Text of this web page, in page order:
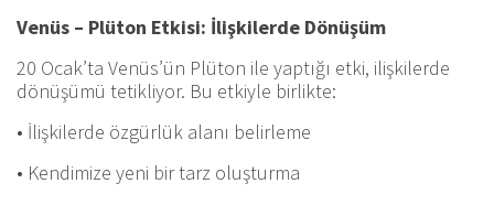
Venüs – Plüton Etkisi: İlişkilerde Dönüşüm
20 Ocak’ta Venüs’ün Plüton ile yaptığı etki, ilişkilerde
dönüşümü tetikliyor. Bu etkiyle birlikte:
• İlişkilerde özgürlük alanı belirleme
• Kendimize yeni bir tarz oluşturma